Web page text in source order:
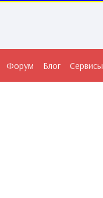
Форум Блог Сервисы